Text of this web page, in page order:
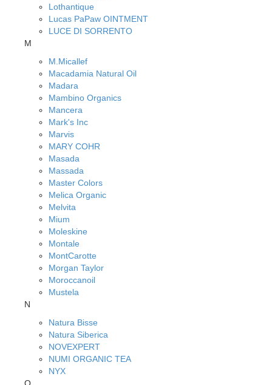
Lothantique
Lucas PaPaw OINTMENT
LUCE DI SORRENTO
M
M.Micallef
Macadamia Natural Oil
Madara
Mambino Organics
Mancera
Mark's Inc
Marvis
MARY COHR
Masada
Massada
Master Colors
Melica Organic
Melvita
Mium
Moleskine
Montale
MontCarotte
Morgan Taylor
Moroccanoil
Mustela
N
Natura Bisse
Natura Siberica
NOVEXPERT
NUMI ORGANIC TEA
NYX